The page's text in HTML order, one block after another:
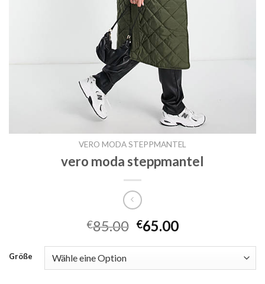
VERO MODA STEPPMANTEL
vero moda steppmantel
€85.00 €65.00
Größe